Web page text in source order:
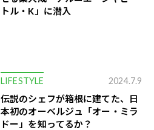
トル・K」に潜入
LIFESTYLE 2024.7.9
伝説のシェフが箱根に建てた、日
本初のオーベルジュ「オー・ミラ
ドー」を知ってるか？